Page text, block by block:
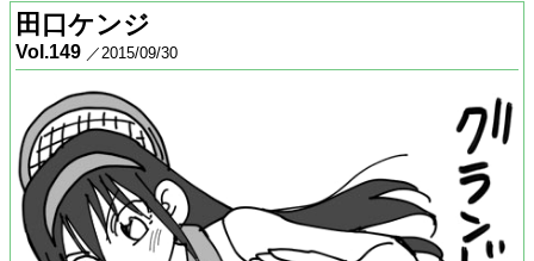
田口ケンジ
Vol.149 ／2015/09/30